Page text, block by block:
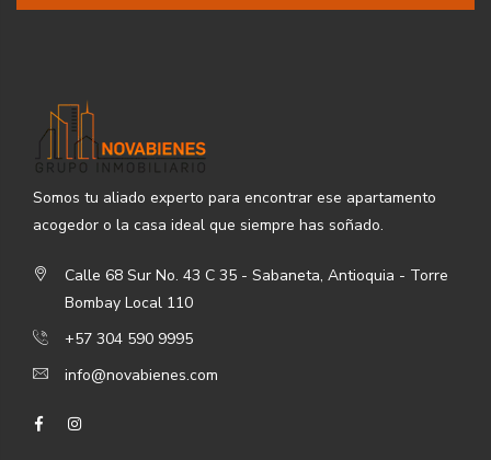
Somos tu aliado experto para encontrar ese apartamento
acogedor o la casa ideal que siempre has soñado.
Calle 68 Sur No. 43 C 35 - Sabaneta, Antioquia - Torre
Bombay Local 110
+57 304 590 9995
info@novabienes.com